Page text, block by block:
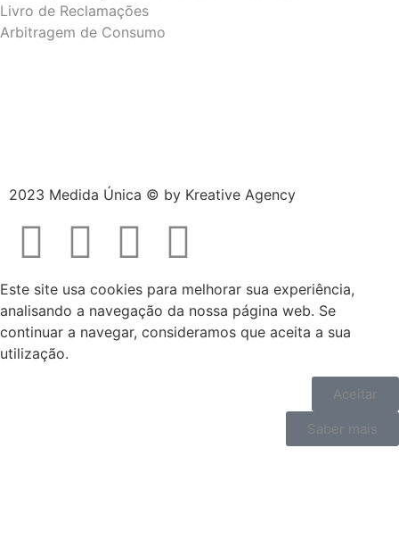
Livro de Reclamações
Arbitragem de Consumo
2023 Medida Única © by Kreative Agency
Este site usa cookies para melhorar sua experiência,
analisando a navegação da nossa página web. Se
continuar a navegar, consideramos que aceita a sua
utilização.
Aceitar
Saber mais